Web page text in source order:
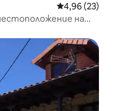
Средна
4,96 (23)
на